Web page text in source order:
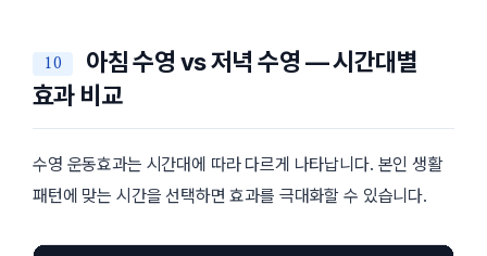
아침 수영 vs 저녁 수영 — 시간대별
효과 비교
수영 운동효과는 시간대에 따라 다르게 나타납니다. 본인 생활
패턴에 맞는 시간을 선택하면 효과를 극대화할 수 있습니다.